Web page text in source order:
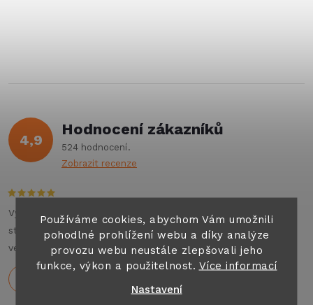
Používáme cookies, abychom Vám umožnili
pohodlné prohlížení webu a díky analýze
provozu webu neustále zlepšovali jeho
funkce, výkon a použitelnost. Více informací
Nastavení
l
d
a
c
í
p
r
4,9
Hodnocení zákazníků
524 hodnocení
Zobrazit recenze
Holeček
Výborné jednání , příjemný personál , auto top. Můžu na
stoprocent doporučit všem co hledají jakýkoliv pronájem
velkých aut nebo karavanu na dovolenou .